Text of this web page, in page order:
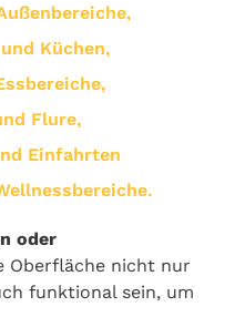
Küchen,
Flure,
Einfahrten
oder
Oberfläche nicht nur
funktional sein, um